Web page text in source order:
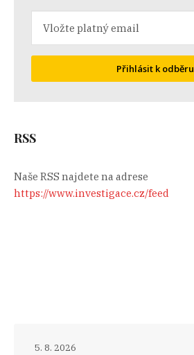
Přihlásit k odběru
RSS
Naše RSS najdete na adrese
https://www.investigace.cz/feed
5. 8. 2026